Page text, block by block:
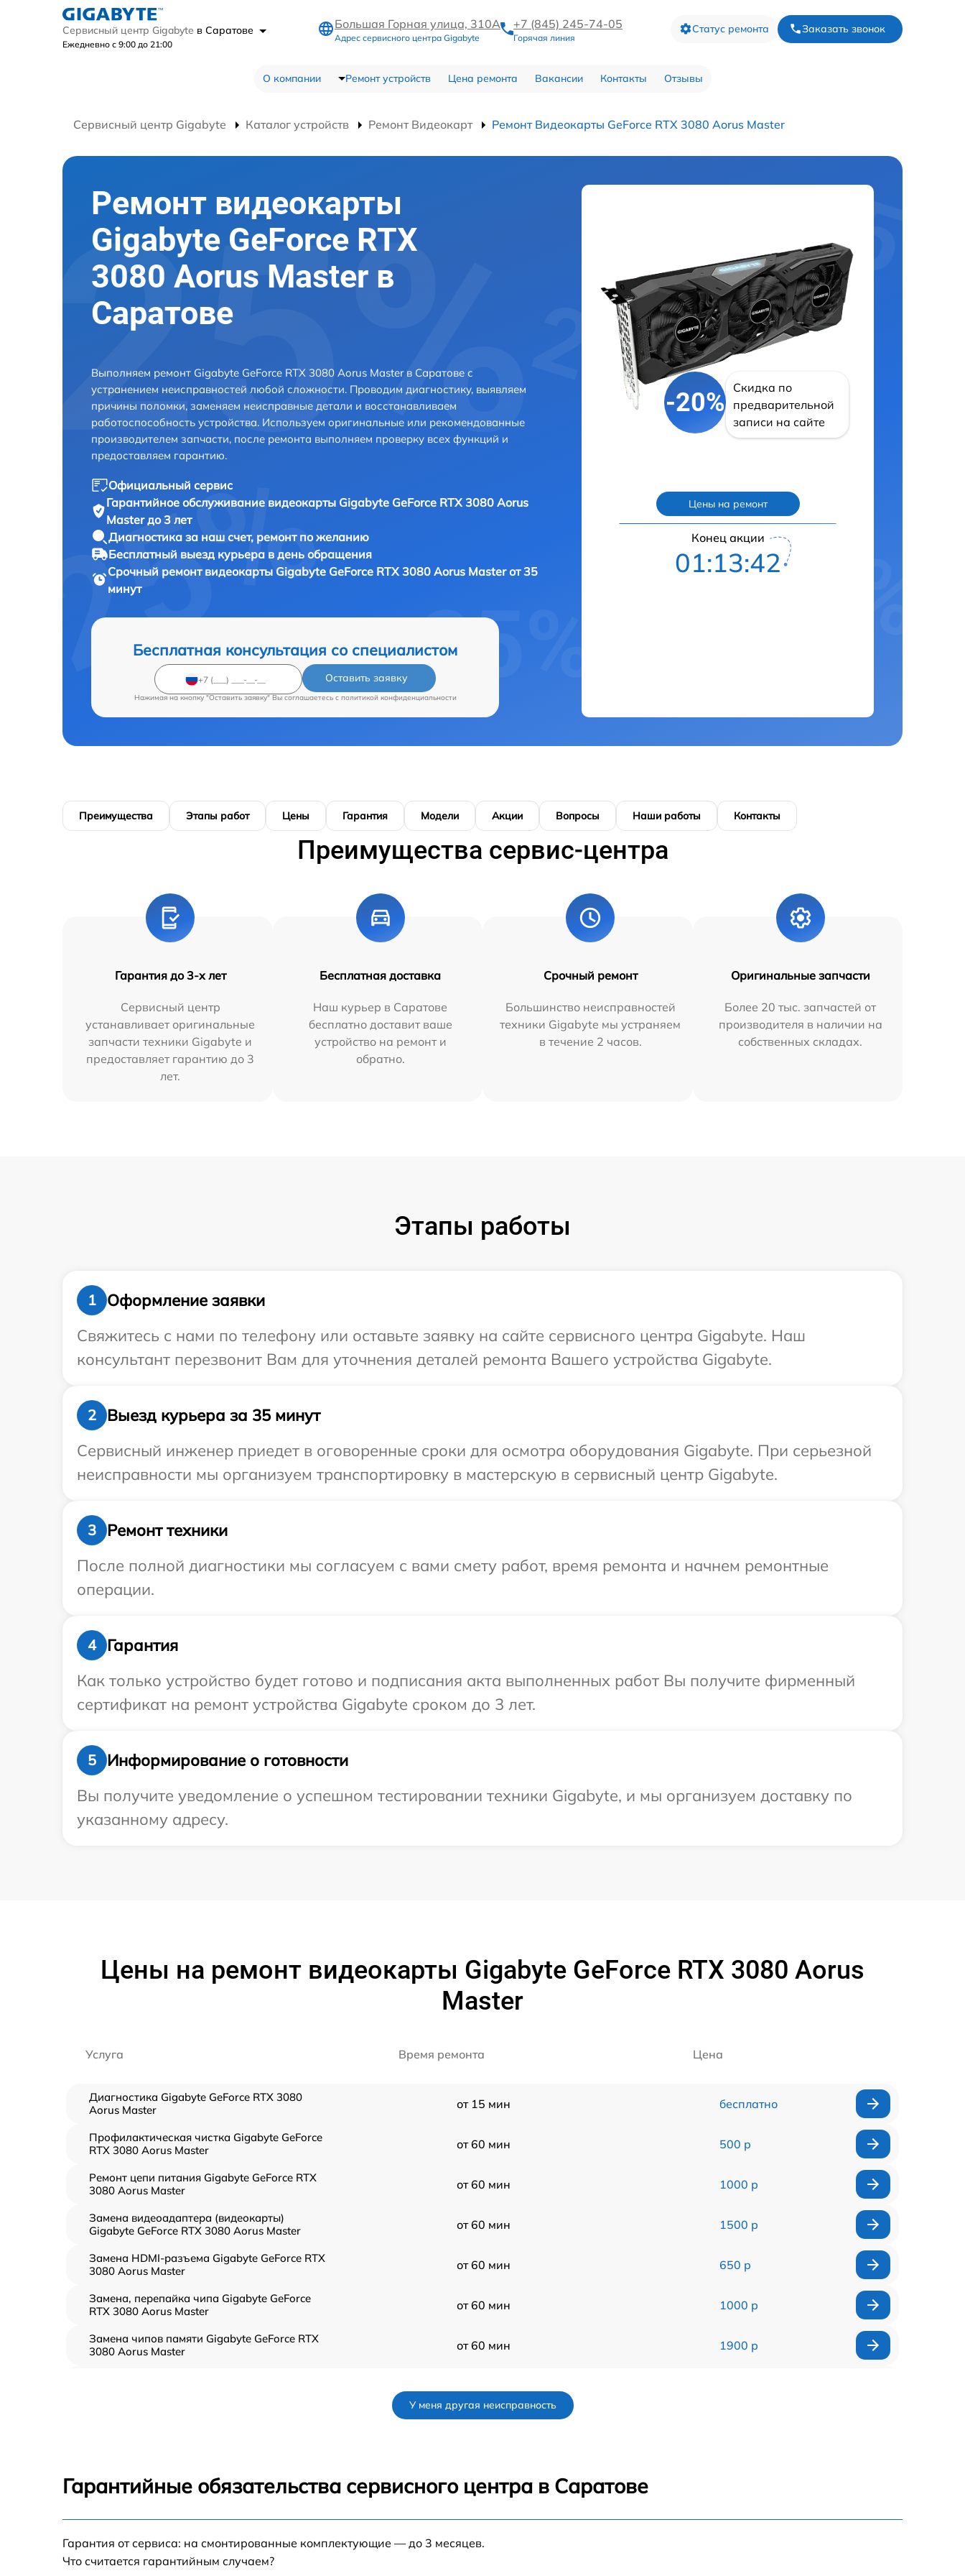
Сервисный центр Gigabyte в Саратове
Ежедневно с 9:00 до 21:00
Большая Горная улица, 310А
Адрес сервисного центра Gigabyte
+7 (845) 245-74-05
Горячая линия
Статус ремонта Заказать звонок
О компании Ремонт устройств Цена ремонта Вакансии Контакты Отзывы
Сервисный центр Gigabyte Каталог устройств Ремонт Видеокарт Ремонт Видеокарты GeForce RTX 3080 Aorus Master
Ремонт видеокарты
Gigabyte GeForce RTX
3080 Aorus Master в
Саратове
Выполняем ремонт Gigabyte GeForce RTX 3080 Aorus Master в Саратове с
устранением неисправностей любой сложности. Проводим диагностику, выявляем
причины поломки, заменяем неисправные детали и восстанавливаем
работоспособность устройства. Используем оригинальные или рекомендованные
производителем запчасти, после ремонта выполняем проверку всех функций и
предоставляем гарантию.
Официальный сервис
Гарантийное обслуживание видеокарты Gigabyte GeForce RTX 3080 Aorus
Master до 3 лет
Диагностика за наш счет, ремонт по желанию
Бесплатный выезд курьера в день обращения
Срочный ремонт видеокарты Gigabyte GeForce RTX 3080 Aorus Master от 35
минут
Бесплатная консультация со специалистом
Оставить заявку
Нажимая на кнопку "Оставить заявку" Вы соглашаетесь c политикой конфиденциальности
-20%
Скидка по
предварительной
записи на сайте
Цены на ремонт
Конец акции
01:13:41
Преимущества Этапы работ Цены Гарантия Модели Акции Вопросы Наши работы Контакты
Преимущества сервис-центра
Гарантия до 3-х лет
Сервисный центр
устанавливает оригинальные
запчасти техники Gigabyte и
предоставляет гарантию до 3
лет.
Бесплатная доставка
Наш курьер в Саратове
бесплатно доставит ваше
устройство на ремонт и
обратно.
Срочный ремонт
Большинство неисправностей
техники Gigabyte мы устраняем
в течение 2 часов.
Оригинальные запчасти
Более 20 тыс. запчастей от
производителя в наличии на
собственных складах.
Этапы работы
1
Оформление заявки
Свяжитесь с нами по телефону или оставьте заявку на сайте сервисного центра Gigabyte. Наш
консультант перезвонит Вам для уточнения деталей ремонта Вашего устройства Gigabyte.
2
Выезд курьера за 35 минут
Сервисный инженер приедет в оговоренные сроки для осмотра оборудования Gigabyte. При серьезной
неисправности мы организуем транспортировку в мастерскую в сервисный центр Gigabyte.
3
Ремонт техники
После полной диагностики мы согласуем с вами смету работ, время ремонта и начнем ремонтные
операции.
4
Гарантия
Как только устройство будет готово и подписания акта выполненных работ Вы получите фирменный
сертификат на ремонт устройства Gigabyte сроком до 3 лет.
5
Информирование о готовности
Вы получите уведомление о успешном тестировании техники Gigabyte, и мы организуем доставку по
указанному адресу.
Цены на ремонт видеокарты Gigabyte GeForce RTX 3080 Aorus
Master
Услуга Время ремонта Цена
Диагностика Gigabyte GeForce RTX 3080
Aorus Master
от 15 мин бесплатно
Профилактическая чистка Gigabyte GeForce
RTX 3080 Aorus Master
от 60 мин 500 р
Ремонт цепи питания Gigabyte GeForce RTX
3080 Aorus Master
от 60 мин 1000 р
Замена видеоадаптера (видеокарты)
Gigabyte GeForce RTX 3080 Aorus Master
от 60 мин 1500 р
Замена HDMI-разъема Gigabyte GeForce RTX
3080 Aorus Master
от 60 мин 650 р
Замена, перепайка чипа Gigabyte GeForce
RTX 3080 Aorus Master
от 60 мин 1000 р
Замена чипов памяти Gigabyte GeForce RTX
3080 Aorus Master
от 60 мин 1900 р
Восстановление после попадания влаги
Gigabyte GeForce RTX 3080 Aorus Master
от 60 мин
У меня другая неисправность
Гарантийные обязательства сервисного центра в Саратове
Гарантия от сервиса: на смонтированные комплектующие — до 3 месяцев.
Что считается гарантийным случаем?